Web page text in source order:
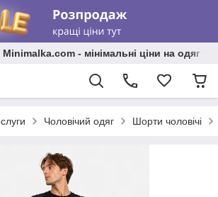
Minimalka.com - мінімальні ціни на одяг
Чоловічий одяг Шорти чоловічі